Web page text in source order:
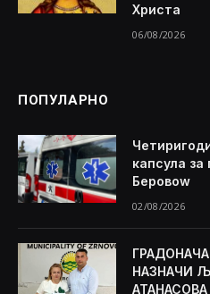
Христа
06/08/2026
ПОПУЛАРНО
капсула
Беровоw
02/08/2026
НАЗНАЧИ